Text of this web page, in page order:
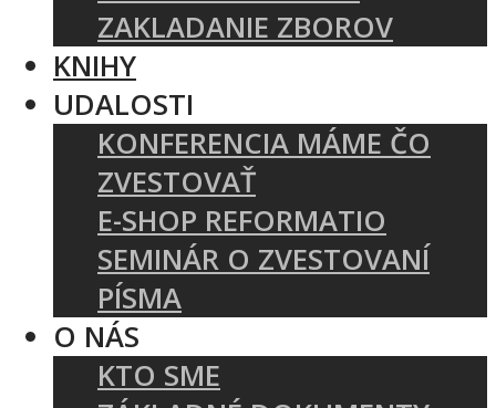
ZAKLADANIE ZBOROV
KNIHY
UDALOSTI
KONFERENCIA MÁME ČO
ZVESTOVAŤ
E-SHOP REFORMATIO
SEMINÁR O ZVESTOVANÍ
PÍSMA
O NÁS
KTO SME